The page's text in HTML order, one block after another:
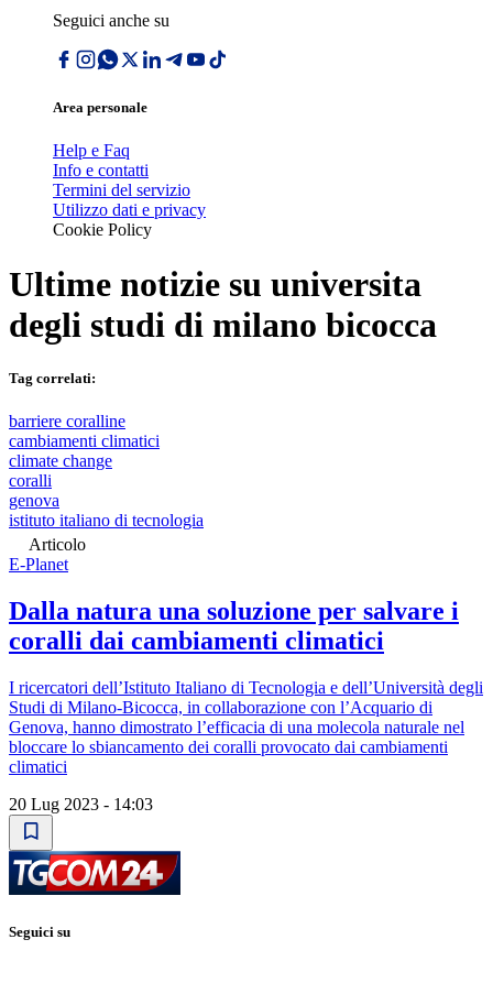
Seguici anche su
Area personale
Help e Faq
Info e contatti
Termini del servizio
Utilizzo dati e privacy
Cookie Policy
Ultime notizie su universita
degli studi di milano bicocca
Tag correlati:
barriere coralline
cambiamenti climatici
climate change
coralli
genova
istituto italiano di tecnologia
Articolo
E-Planet
Dalla natura una soluzione per salvare i
coralli dai cambiamenti climatici
I ricercatori dell’Istituto Italiano di Tecnologia e dell’Università degli
Studi di Milano-Bicocca, in collaborazione con l’Acquario di
Genova, hanno dimostrato l’efficacia di una molecola naturale nel
bloccare lo sbiancamento dei coralli provocato dai cambiamenti
climatici
20 Lug 2023 - 14:03
Seguici su